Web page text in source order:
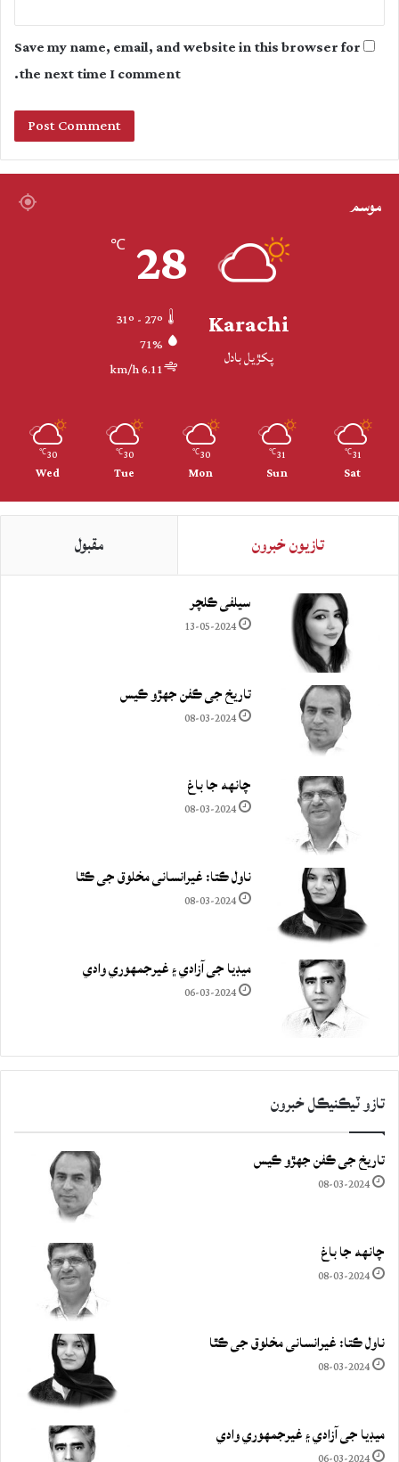
Save my name, email, and website in this browser for
the next time I comment.
موسم
Karachi
پکڙيل بادل
28
℃
71%
6.11 km/h
31
℃
Sat
31
℃
Sun
30
℃
Mon
30
℃
Tue
30
℃
Wed
تازيون خبرون مقبول
سيلفي ڪلچر
13-05-2024
تاريخ جي ڪفن جھڙو ڪيس
08-03-2024
چانهه جا باغ
08-03-2024
ناول ڪتا: غيرانساني مخلوق جي ڪٿا
08-03-2024
ميڊيا جي آزادي ۽ غيرجمھوري وادي
06-03-2024
تازو ٽيڪنيڪل خبرون
تاريخ جي ڪفن جھڙو ڪيس
08-03-2024
چانهه جا باغ
08-03-2024
ناول ڪتا: غيرانساني مخلوق جي ڪٿا
08-03-2024
ميڊيا جي آزادي ۽ غيرجمھوري وادي